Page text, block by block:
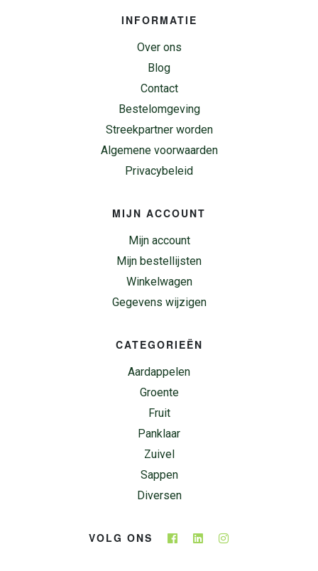
INFORMATIE
Over ons
Blog
Contact
Bestelomgeving
Streekpartner worden
Algemene voorwaarden
Privacybeleid
MIJN ACCOUNT
Mijn account
Mijn bestellijsten
Winkelwagen
Gegevens wijzigen
CATEGORIEËN
Aardappelen
Groente
Fruit
Panklaar
Zuivel
Sappen
Diversen
VOLG ONS